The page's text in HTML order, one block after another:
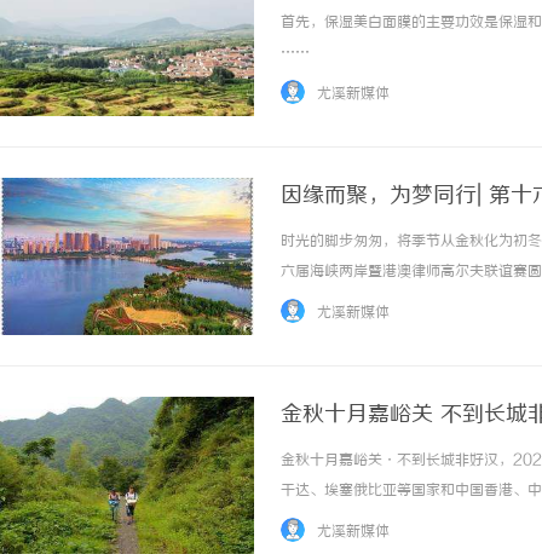
首先，保湿美白面膜的主要功效是保湿
……
尤溪新媒体
因缘而聚，为梦同行| 第
时光的脚步匆匆，将季节从金秋化为初
六届海峡两岸暨港澳律师高尔夫联谊赛
照与骤雨，最终北京战队披荆斩棘，摘
尤溪新媒体
金秋十月嘉峪关 不到长
发站开赛
金秋十月嘉峪关·不到长城非好汉，
干达、埃塞俄比亚等国家和中国香港、
峪关，用奔跑的方式为祖国母亲庆生，
尤溪新媒体